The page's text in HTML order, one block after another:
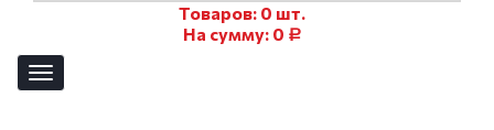
Товаров: 0 шт.
На сумму: 0 Р